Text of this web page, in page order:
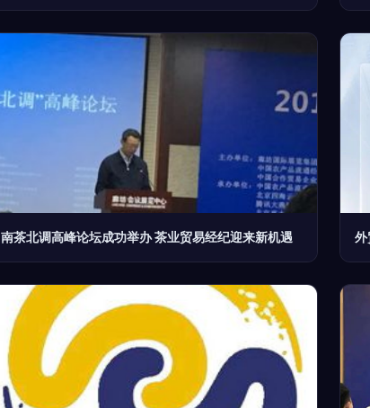
南茶北调高峰论坛成功举办 茶业贸易经纪迎来新机遇